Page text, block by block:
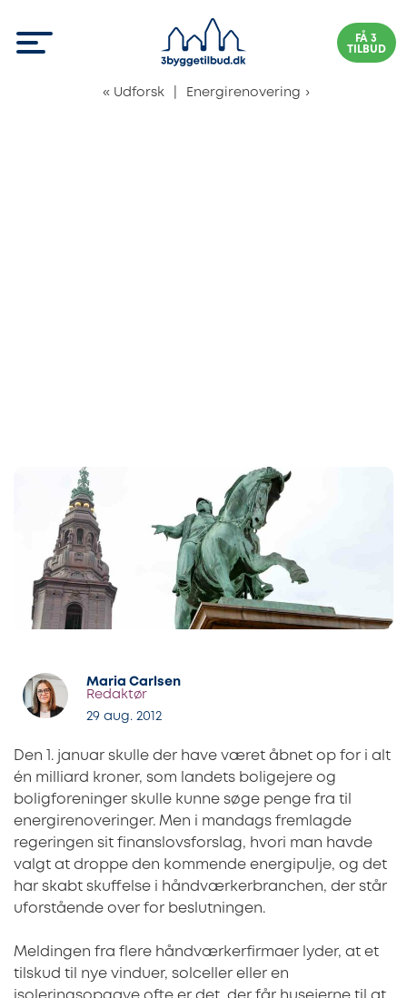
FÅ 3
TILBUD
« Udforsk Energirenovering ›
Maria Carlsen
Redaktør
29 aug. 2012
Den 1. januar skulle der have været åbnet op for i alt
én milliard kroner, som landets boligejere og
boligforeninger skulle kunne søge penge fra til
energirenoveringer. Men i mandags fremlagde
regeringen sit finanslovsforslag, hvori man havde
valgt at droppe den kommende energipulje, og det
har skabt skuffelse i håndværkerbranchen, der står
uforstående over for beslutningen.
Meldingen fra flere håndværkerfirmaer lyder, at et
tilskud til nye vinduer, solceller eller en